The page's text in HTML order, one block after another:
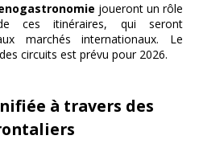
joueront un rôle
ces itinéraires, qui seront
marchés internationaux. Le
circuits est prévu pour 2026.
à travers des